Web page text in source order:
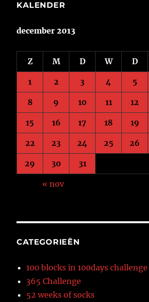
KALENDER
december 2013
Z M D W D
1 2 3 4 5
8 9 10 11 12
15 16 17 18 19
22 23 24 25 26
29 30 31
« nov
CATEGORIEËN
100 blocks in 100days challenge
365 Challenge
52 weeks of socks